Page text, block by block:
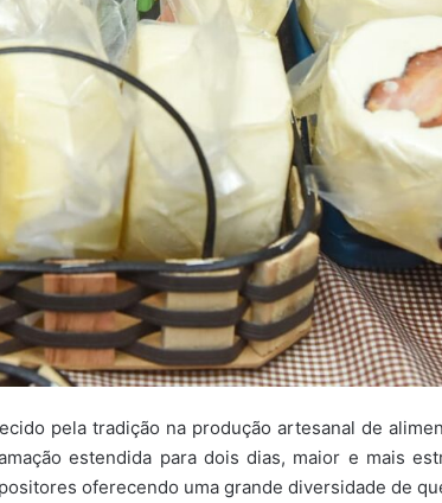
pela tradição na produção artesanal de
estendida para dois dias, maior e mais
oferecendo uma grande diversidade de